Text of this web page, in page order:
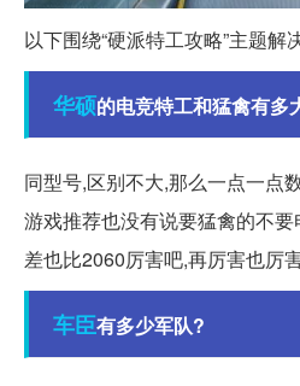
以下围绕“硬派特工攻略”主题解
华硕的电竞特工和猛禽有多
同型号,区别不大,那么一点一点
游戏推荐也没有说要猛禽的不
差也比2060厉害吧,再厉害也厉
车臣有多少军队?